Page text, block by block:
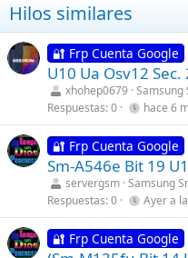
Hilos similares
🔐 Frp Cuenta Google
U10 Ua Osv12 Sec.
xhohep0679
Samsung
Respuestas 0 hace 6
🔐 Frp Cuenta Google
Sm-A546e Bit 19
servergsm Samsung
Respuestas 0 Ayer a
🔐 Frp Cuenta Google